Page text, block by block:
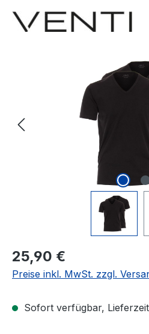
Bildergalerie überspringen
Regulärer Preis:
25,90 €
Preise inkl. MwSt. zzgl.
Sofort verfügbar,